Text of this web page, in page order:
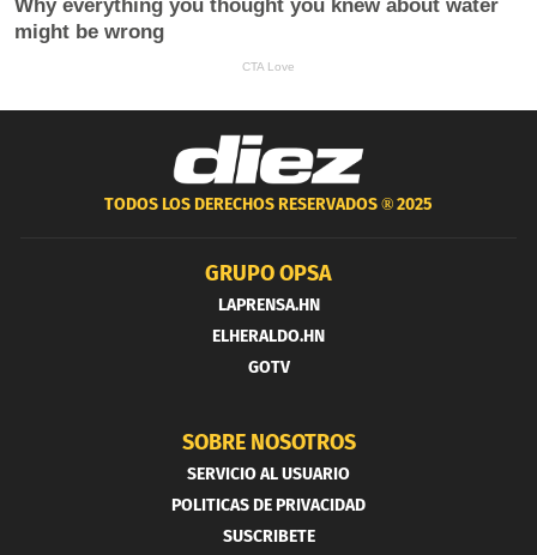
TODOS LOS DERECHOS RESERVADOS ®2025
GRUPO OPSA
LAPRENSA.HN
ELHERALDO.HN
GOTV
SOBRE NOSOTROS
SERVICIO AL USUARIO
POLITICAS DE PRIVACIDAD
SUSCRIBETE